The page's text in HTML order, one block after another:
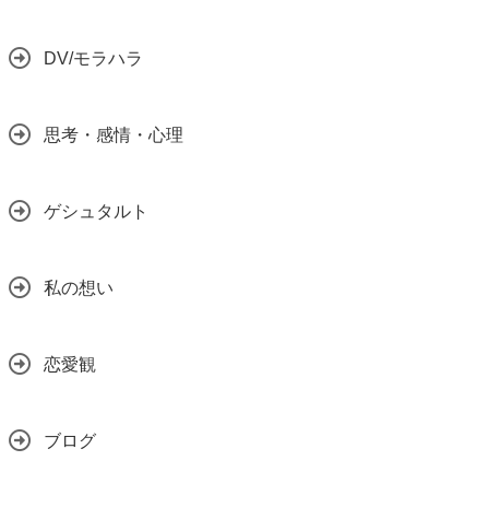
DV/モラハラ
思考・感情・心理
ゲシュタルト
私の想い
恋愛観
ブログ